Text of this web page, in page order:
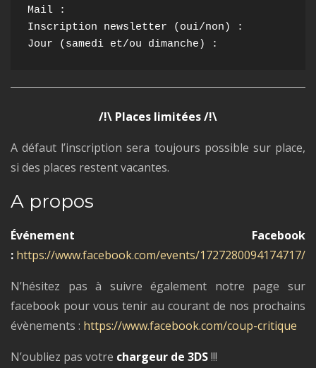
Mail :
Inscription newsletter (oui/non) :
Jour (samedi et/ou dimanche) :
/!\ Places limitées /!\
A défaut l’inscription sera toujours possible sur place,
si des places restent vacantes.
A propos
Événement Facebook
: https://www.facebook.com/events/1727280094174717/
N’hésitez pas à suivre également notre page sur
facebook pour vous tenir au courant de nos prochains
évènements : https://www.facebook.com/coup-critique
N’oubliez pas votre chargeur de 3DS!!!